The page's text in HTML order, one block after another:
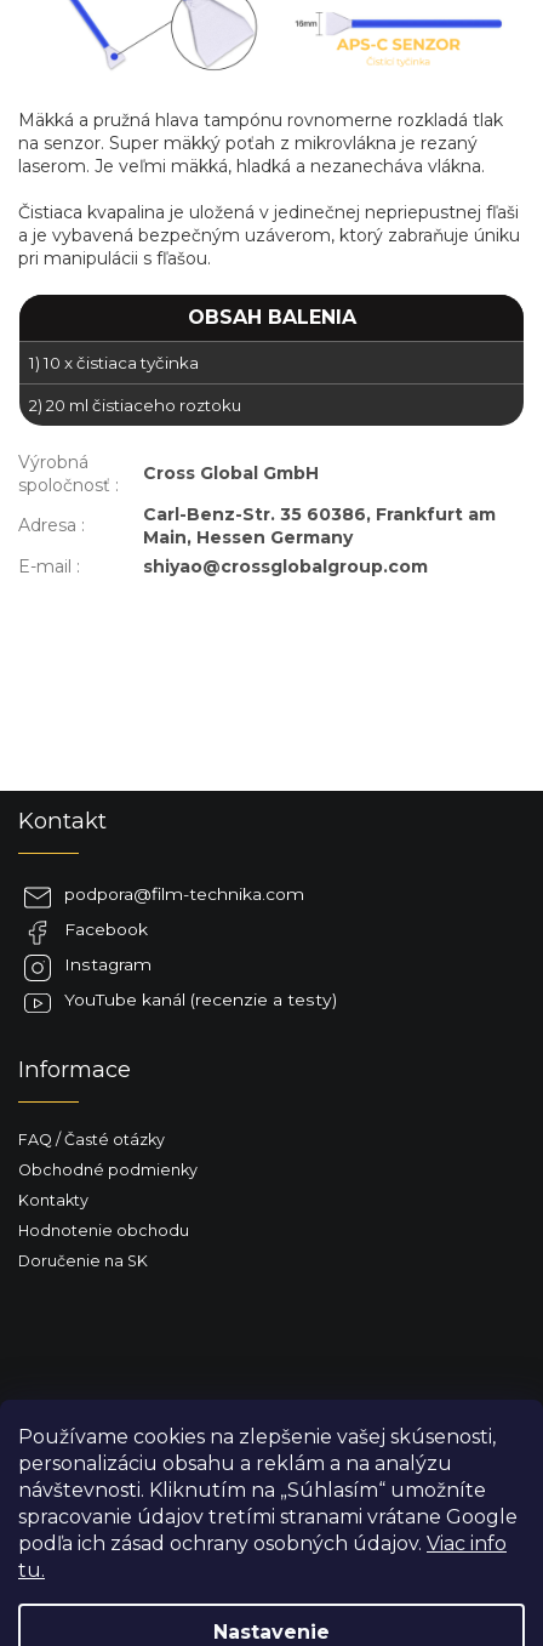
Používame cookies na zlepšenie vašej skúsenosti,
personalizáciu obsahu a reklám a na analýzu
návštevnosti. Kliknutím na „Súhlasím“ umožníte
spracovanie údajov tretími stranami vrátane Google
podľa ich zásad ochrany osobných údajov. Viac info
tu.
Nastavenie
Mäkká a pružná hlava tampónu rovnomerne rozkladá tlak
na senzor. Super mäkký poťah z mikrovlákna je rezaný
laserom. Je veľmi mäkká, hladká a nezanecháva vlákna.
Čistiaca kvapalina je uložená v jedinečnej nepriepustnej fľaši
a je vybavená bezpečným uzáverom, ktorý zabraňuje úniku
pri manipulácii s fľašou.
OBSAH BALENIA
1) 10 x čistiaca tyčinka
2) 20 ml čistiaceho roztoku
Výrobná
spoločnosť :
Cross Global GmbH
Adresa :
Carl-Benz-Str. 35 60386, Frankfurt am
Main, Hessen Germany
E-mail : shiyao@crossglobalgroup.com
Kontakt
podpora@film-technika.com
Facebook
Instagram
YouTube kanál (recenzie a testy)
Informace
FAQ / Časté otázky
Obchodné podmienky
Kontakty
Hodnotenie obchodu
Doručenie na SK
Copyright 2026FILM-TECHNIKA. Všetky práva vyhradené.
Upraviť nastavenie cookies